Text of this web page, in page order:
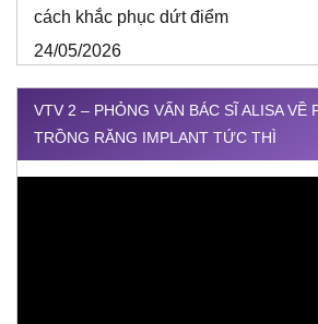
cách khắc phục dứt điểm
24/05/2026
VTV 2 – PHỎNG VẤN BÁC SĨ ALISA VỀ
TRỒNG RĂNG IMPLANT TỨC THÌ